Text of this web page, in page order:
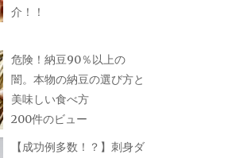
介！！
危険！納豆90％以上の
闇。本物の納豆の選び方と
美味しい食べ方
200件のビュー
【成功例多数！？】刺身ダ